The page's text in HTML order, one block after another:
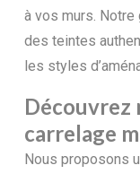
à vos murs.
des teintes
les styles
Découvrez
carrelage
Nous proposons